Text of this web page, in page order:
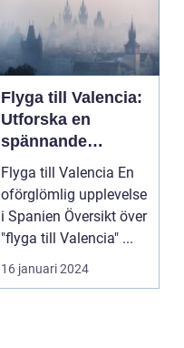
Flyga till Valencia:
Utforska en
spännande
destination
Flyga till Valencia En
oförglömlig upplevelse
i Spanien Översikt över
"flyga till Valencia" ...
16 januari 2024